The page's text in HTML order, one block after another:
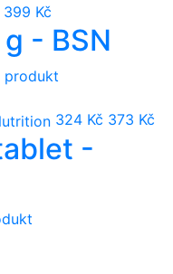
399 Kč
- BSN
produkt
324 Kč 373 Kč
-